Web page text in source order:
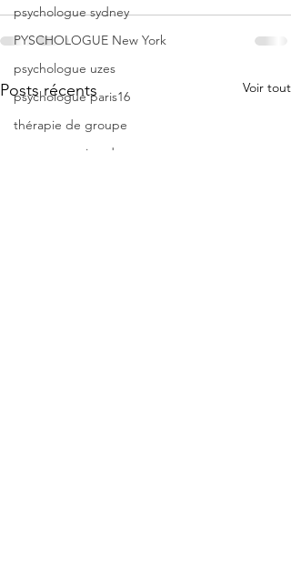
psychologue sydney
PYSCHOLOGUE New York
psychologue uzes
psychologue paris16
thérapie de groupe
groupe gestion du stress
Posts récents Voir tout